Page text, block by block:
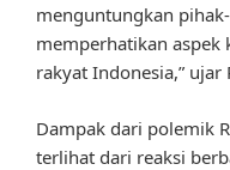
menguntungkan
memperhatikan aspek
rakyat Indonesia,”
Dampak dari polemik
terlihat dari reaksi